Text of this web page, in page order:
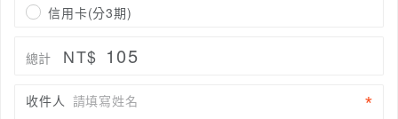
信用卡(分3期)
總計 NT$ 105
收件人 請填寫姓名